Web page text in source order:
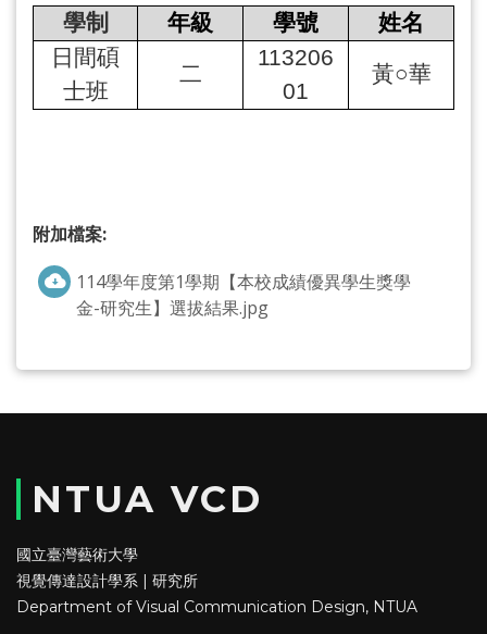
學制
年級 學號
姓名
日間碩
士班
二
113206
01
黃○華
附加檔案:
114學年度第1學期【本校成績優異學生獎學
金-研究生】選拔結果.jpg
NTUA VCD
國立臺灣藝術大學
視覺傳達設計學系 | 研究所
Department of Visual Communication Design, NTUA